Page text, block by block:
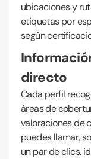
ubicaciones y
etiquetas por
según
directo
Cada perfil
áreas de
valoraciones de
puedes llamar,
un par de clics,